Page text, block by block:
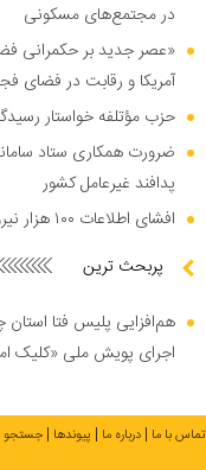
در مجتمع‌های مسکونی
«عصر جدید بر حکمرانی
آمریکا و رقابت در فضای
حزب مؤتلفه خواستار
ضرورت همکاری ستاد
پدافند غیرعامل کشور
افشای اطلاعات ۱۰۰ هزار نیروی پلیس در دارک وب
پربحث ترین
هم‌افزایی پلیس فتا استان
اجرای پویش ملی «کلیک
تماس با ما درباره ما پیوندها جستجو